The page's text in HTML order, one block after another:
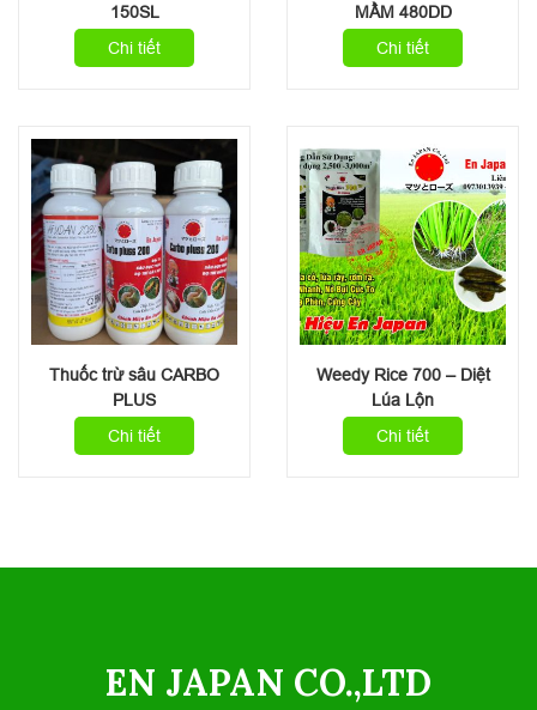
150SL
Chi tiết
MẦM 480DD
Chi tiết
Thuốc trừ sâu CARBO
PLUS
Chi tiết
Weedy Rice 700 – Diệt
Lúa Lộn
Chi tiết
EN JAPAN CO.,LTD